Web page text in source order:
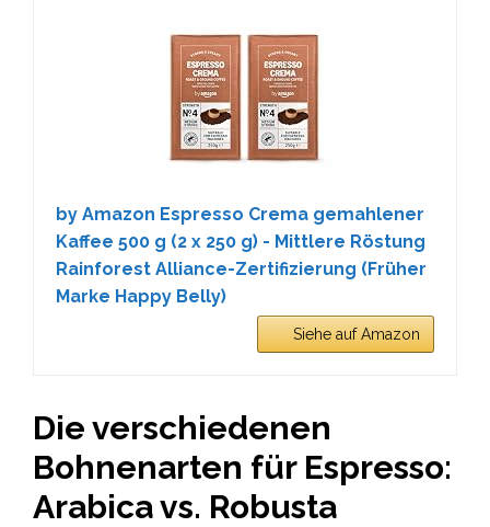
by Amazon Espresso Crema gemahlener
Kaffee 500 g (2 x 250 g) - Mittlere Röstung
Rainforest Alliance-Zertifizierung (Früher
Marke Happy Belly)
Siehe auf Amazon
Die verschiedenen
Bohnenarten für Espresso:
Arabica vs. Robusta